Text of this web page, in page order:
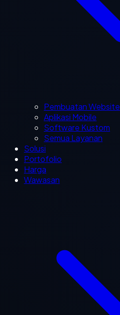
Pembuatan Website
Aplikasi Mobile
Software Kustom
Semua Layanan
Solusi
Portofolio
Harga
Wawasan